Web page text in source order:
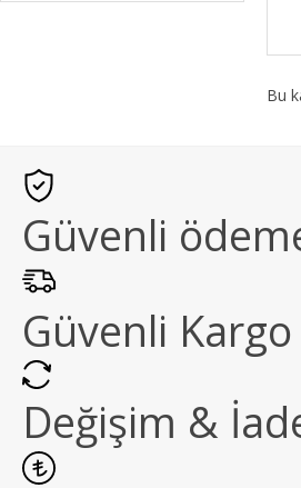
Bu
Güvenli
Güvenli Kargo
Değişim &